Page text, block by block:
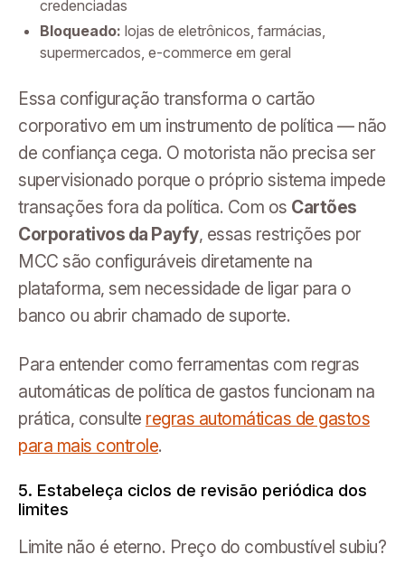
credenciadas
Bloqueado: lojas de eletrônicos, farmácias,
supermercados, e-commerce em geral
Essa configuração transforma o cartão
corporativo em um instrumento de política — não
de confiança cega. O motorista não precisa ser
supervisionado porque o próprio sistema impede
transações fora da política. Com os Cartões
Corporativos da Payfy, essas restrições por
MCC são configuráveis diretamente na
plataforma, sem necessidade de ligar para o
banco ou abrir chamado de suporte.
Para entender como ferramentas com regras
automáticas de política de gastos funcionam na
prática, consulte regras automáticas de gastos
para mais controle.
5. Estabeleça ciclos de revisão periódica dos
limites
Limite não é eterno. Preço do combustível subiu?